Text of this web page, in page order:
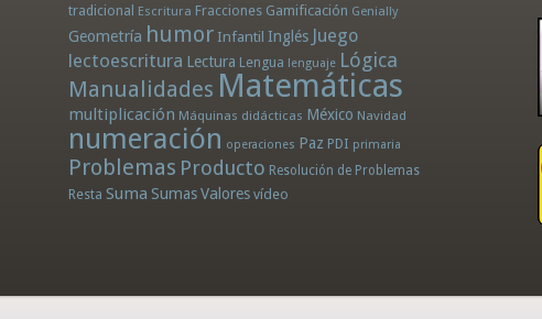
tradicional Escritura Fracciones Gamificación Genially
Geometría humor Infantil Inglés Juego
lectoescritura Lectura Lengua lenguaje Lógica
Manualidades Matemáticas
multiplicación Máquinas didácticas México Navidad
numeración operaciones Paz PDI primaria
Problemas Producto Resolución de Problemas
Resta Suma SumasValores vídeo